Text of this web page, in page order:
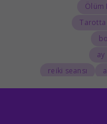
Ölüm
Tarotta
reiki seansı
Tarolog